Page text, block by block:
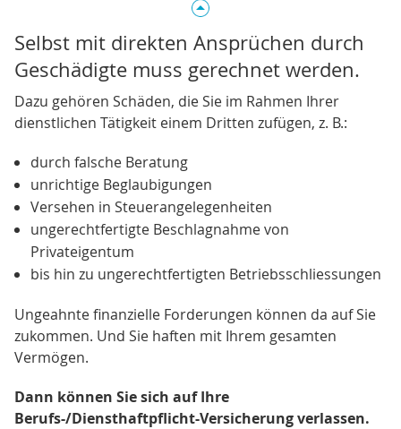
Selbst mit direkten Ansprüchen durch
Geschädigte muss gerechnet werden.
Dazu gehören Schäden, die Sie im Rahmen Ihrer
dienstlichen Tätigkeit einem Dritten zufügen, z. B.:
durch falsche Beratung
unrichtige Beglaubigungen
Versehen in Steuerangelegenheiten
ungerechtfertigte Beschlagnahme von
Privateigentum
bis hin zu ungerechtfertigten Betriebsschliessungen
Ungeahnte finanzielle Forderungen können da auf Sie
zukommen. Und Sie haften mit Ihrem gesamten
Vermögen.
Dann können Sie sich auf Ihre
Berufs-/Diensthaftpflicht-Versicherung verlassen.